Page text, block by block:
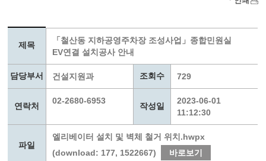
제목
「철산동 지하공영주차장 조성사업」종합민원실
EV연결 설치공사 안내
담당부서 건설지원과 조회수 729
연락처
02-2680-6953
작성일
2023-06-01
11:12:30
파일
엘리베이터 설치 및 벽체 철거 위치.hwpx
(download: 177, 1522667)
바로보기